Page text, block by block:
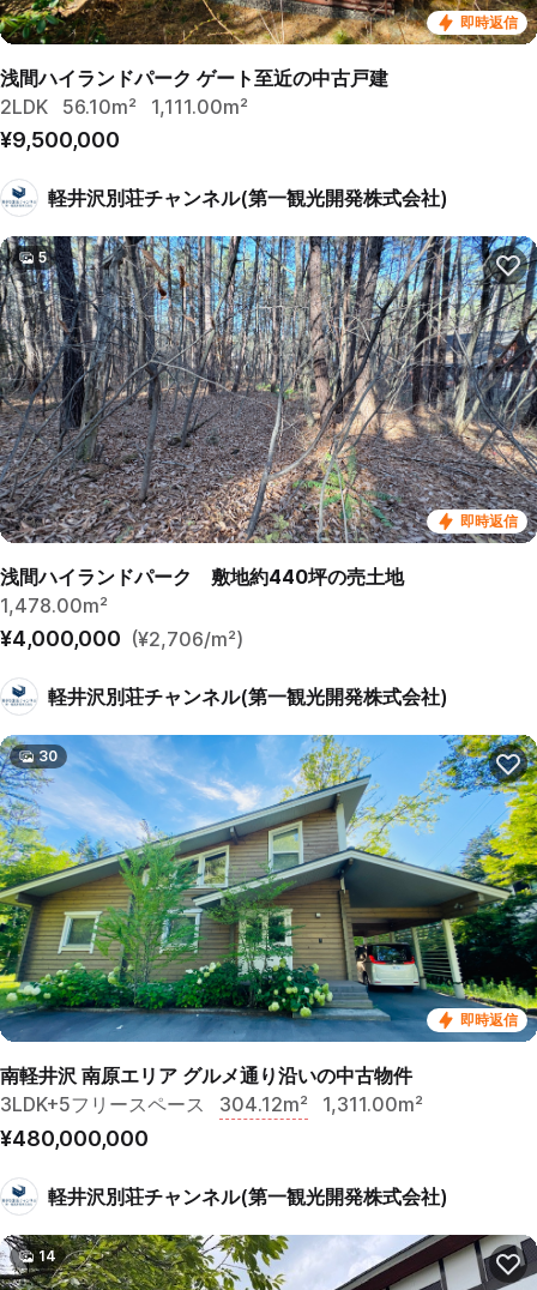
即時返信
浅間ハイランドパーク ゲート至近の中古戸建
2LDK
56.10m² 1,111.00m²
¥9,500,000
軽井沢別荘チャンネル(第一観光開発株式会社)
即時返信
5
浅間ハイランドパーク 敷地約440坪の売土地
1,478.00m²
¥4,000,000 (¥2,706/m²)
軽井沢別荘チャンネル(第一観光開発株式会社)
即時返信
30
南軽井沢 南原エリア グルメ通り沿いの中古物件
3LDK+5フリースペース
304.12m² 1,311.00m²
¥480,000,000
軽井沢別荘チャンネル(第一観光開発株式会社)
14